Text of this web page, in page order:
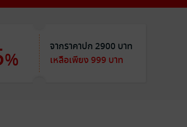
%
จากราคาปก 2900 บาท
เหลือเพียง 999 บาท